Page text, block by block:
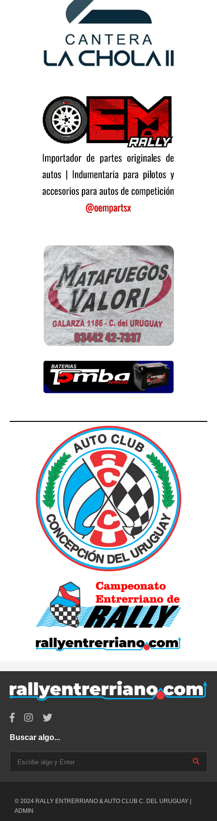
Buscar algo...
© 2024 RALLY ENTRERRIANO & AUTO CLUB C. DEL URUGUAY |
ADMIN